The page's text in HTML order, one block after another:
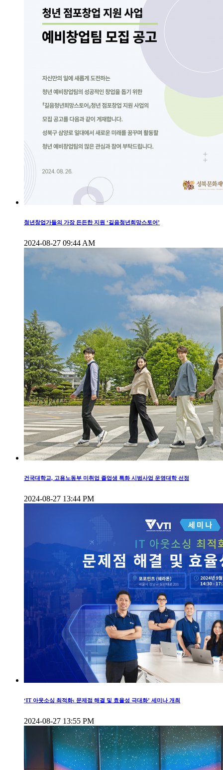
청년창업가들의 가장 든든한 지원 ‘길음청년희망스토어’
2024-08-27 09:44 AM
건국대학교, 고용노동부 미취업 졸업생 특화 시범사업 운영대학 선정
2024-08-27 13:44 PM
‘IT 아웃소싱 최적화: 문제점 해결 및 효율성 극대화’ 세미나 개최
2024-08-27 13:55 PM